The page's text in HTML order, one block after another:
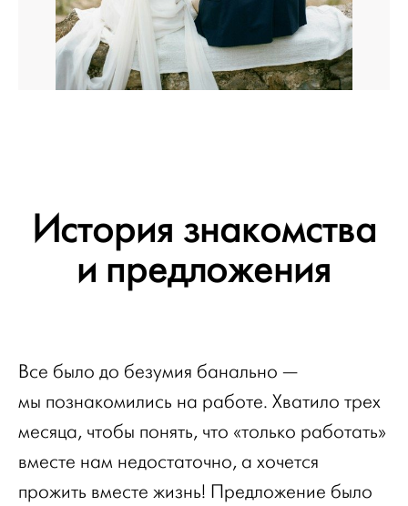
История знакомства
и предложения
Все было до безумия банально —
мы познакомились на работе. Хватило трех
месяца, чтобы понять, что «только работать»
вместе нам недостаточно, а хочется
прожить вместе жизнь! Предложение было